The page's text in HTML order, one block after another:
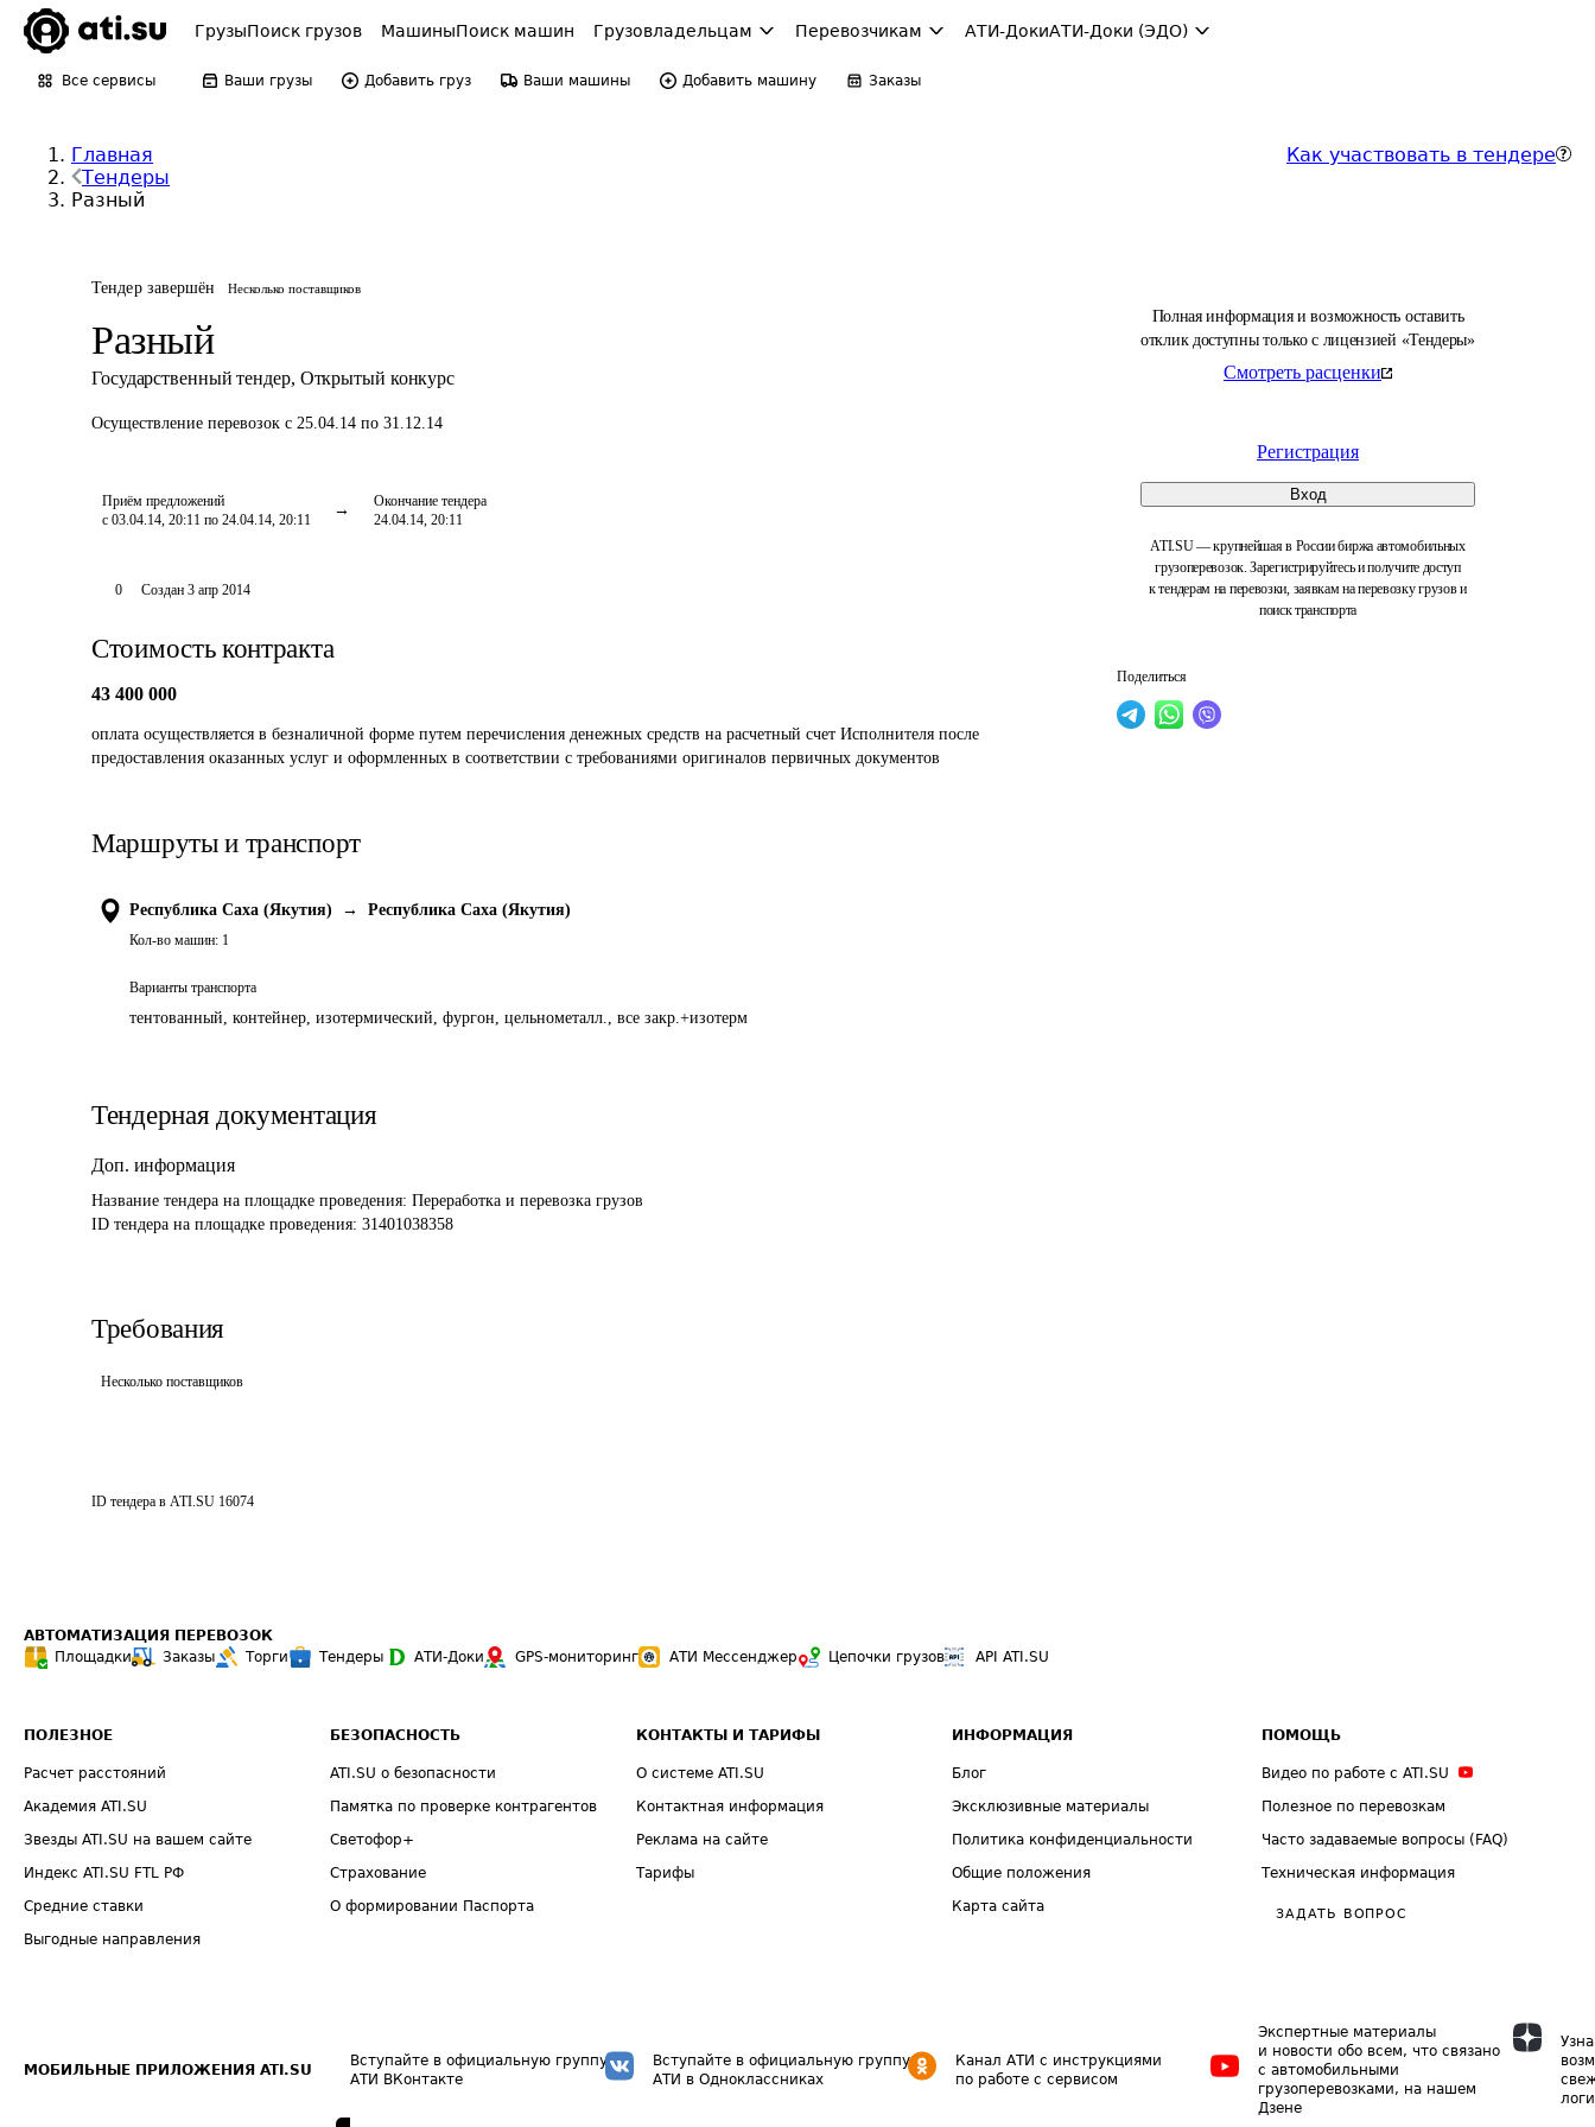
ГрузыПоиск грузов МашиныПоиск машин Грузовладельцам Перевозчикам АТИ-ДокиАТИ-Доки (ЭДО)
Все сервисы Ваши грузы Добавить груз Ваши машины Добавить машину Заказы
Главная
Тендеры
Разный
Как участвовать в тендере
Тендер завершён Несколько поставщиков
Разный
Государственный тендер, Открытый конкурс
Осуществление перевозок с 25.04.14 по 31.12.14
Приём предложений
с 03.04.14, 20:11 по 24.04.14, 20:11
Окончание тендера
24.04.14, 20:11
Полная информация и возможность оставить
отклик доступны только с лицензией «Тендеры»
Смотреть расценки
Регистрация
Вход
ATI.SU — крупнейшая в России биржа автомобильных
грузоперевозок. Зарегистрируйтесь и получите доступ
к тендерам на перевозки, заявкам на перевозку грузов и
поиск транспорта
Поделиться
0 Создан 3 апр 2014
Стоимость контракта
43 400 000
оплата осуществляется в безналичной форме путем перечисления денежных средств на расчетный счет Исполнителя после
предоставления оказанных услуг и оформленных в соответствии с требованиями оригиналов первичных документов
Маршруты и транспорт
Республика Саха (Якутия) → Республика Саха (Якутия)
Кол-во машин: 1
Варианты транспорта
тентованный, контейнер, изотермический, фургон, цельнометалл., все закр.+изотерм
Тендерная документация
Доп. информация
Название тендера на площадке проведения: Переработка и перевозка грузов
ID тендера на площадке проведения: 31401038358
Требования
Несколько поставщиков
ID тендера в ATI.SU 16074
АВТОМАТИЗАЦИЯ ПЕРЕВОЗОК
Площадки
Заказы Торги Тендеры АТИ-Доки GPS-мониторинг АТИ Мессенджер Цепочки грузов API ATI.SU
ПОЛЕЗНОЕ
Расчет расстояний
Академия ATI.SU
Звезды ATI.SU на вашем сайте
Индекс ATI.SU FTL РФ
Средние ставки
Выгодные направления
БЕЗОПАСНОСТЬ
ATI.SU о безопасности
Памятка по проверке контрагентов
Светофор+
Страхование
О формировании Паспорта
КОНТАКТЫ И ТАРИФЫ
О системе ATI.SU
Контактная информация
Реклама на сайте
Тарифы
ИНФОРМАЦИЯ
Блог
Эксклюзивные материалы
Политика конфиденциальности
Общие положения
Карта сайта
ПОМОЩЬ
Видео по работе с ATI.SU
Полезное по перевозкам
Часто задаваемые вопросы (FAQ)
Техническая информация
ЗАДАТЬ ВОПРОС
МОБИЛЬНЫЕ ПРИЛОЖЕНИЯ ATI.SU
Вступайте в официальную группу
АТИ ВКонтакте
Вступайте в официальную группу
АТИ в Одноклассниках
Канал АТИ с инструкциями
по работе с сервисом
Экспертные материалы
и новости обо всем, что связано
с автомобильными
грузоперевозками, на нашем
Дзене